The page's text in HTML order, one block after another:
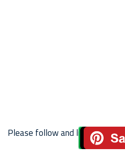
Please follow and like us: